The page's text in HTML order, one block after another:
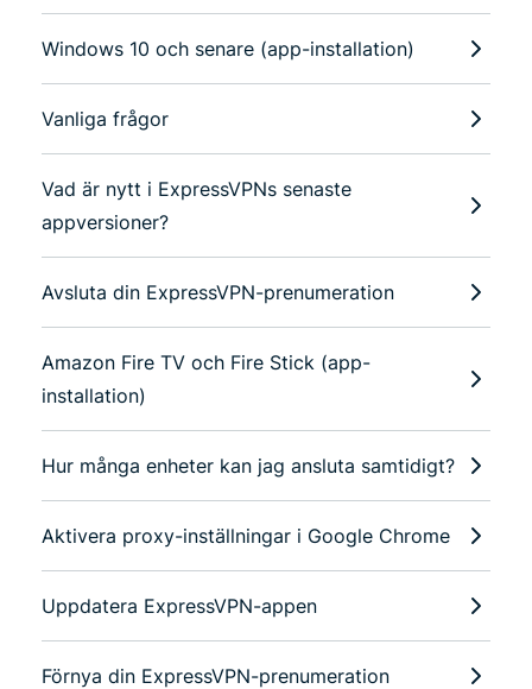
Windows 10 och senare (app-installation)
Vanliga frågor
Vad är nytt i ExpressVPNs senaste
appversioner?
Avsluta din ExpressVPN-prenumeration
Amazon Fire TV och Fire Stick (app-
installation)
Hur många enheter kan jag ansluta samtidigt?
Aktivera proxy-inställningar i Google Chrome
Uppdatera ExpressVPN-appen
Förnya din ExpressVPN-prenumeration